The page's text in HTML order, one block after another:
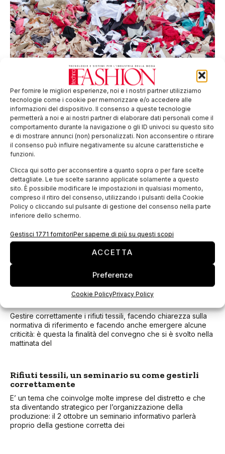
Per fornire le migliori esperienze, noi e i nostri partner utilizziamo
tecnologie come i cookie per memorizzare e/o accedere alle
informazioni del dispositivo. Il consenso a queste tecnologie
permetterà a noi e ai nostri partner di elaborare dati personali come il
comportamento durante la navigazione o gli ID univoci su questo sito
e di mostrare annunci (non) personalizzati. Non acconsentire o ritirare
il consenso può influire negativamente su alcune caratteristiche e
funzioni.
Clicca qui sotto per acconsentire a quanto sopra o per fare scelte
dettagliate. Le tue scelte saranno applicate solamente a questo
sito. È possibile modificare le impostazioni in qualsiasi momento,
compreso il ritiro del consenso, utilizzando i pulsanti della Cookie
Policy o cliccando sul pulsante di gestione del consenso nella parte
inferiore dello schermo.
Gestisci 1771 fornitoriPer saperne di più su questi scopi
ACCETTA
Preferenze
Cookie PolicyPrivacy Policy
Il macero è vietato? Cosa cambia dal 19 luglio
2026 per il settore
Il nuovo divieto non rappresenta un semplice invito alla
sostenibilità, ma è un obbligo di prevenzione che imporrà alle
aziende di dimostrare di aver fatto tutto il possibile prima di
Gestire correttamente i rifiuti tessili, facendo chiarezza sulla
normativa di riferimento e facendo anche emergere alcune
criticità: è questa la finalità del convegno che si è svolto nella
mattinata del
Rifiuti tessili, un seminario su come gestirli
correttamente
E’ un tema che coinvolge molte imprese del distretto e che
sta diventando strategico per l’organizzazione della
produzione: il 2 ottobre un seminario informativo parlerà
proprio della gestione corretta dei